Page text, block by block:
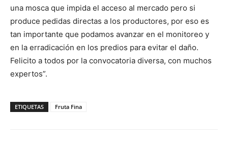
una mosca que impida el acceso al mercado pero si
produce pedidas directas a los productores, por eso es
tan importante que podamos avanzar en el monitoreo y
en la erradicación en los predios para evitar el daño.
Felicito a todos por la convocatoria diversa, con muchos
expertos”.
ETIQUETAS Fruta Fina